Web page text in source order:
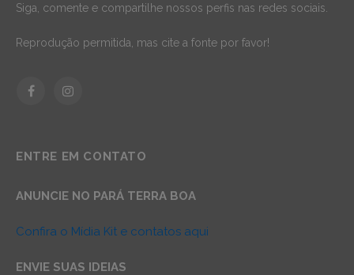
Siga, comente e compartilhe nossos perfis nas redes sociais.
Reprodução permitida, mas cite a fonte por favor!
FacebookInstagram
ENTRE EM CONTATO
ANUNCIE NO PARÁ TERRA BOA
Confira o Mídia Kit e contatos aqui
ENVIE SUAS IDEIAS